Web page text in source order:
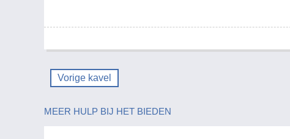
Vorige kavel
MEER HULP BIJ HET BIEDEN